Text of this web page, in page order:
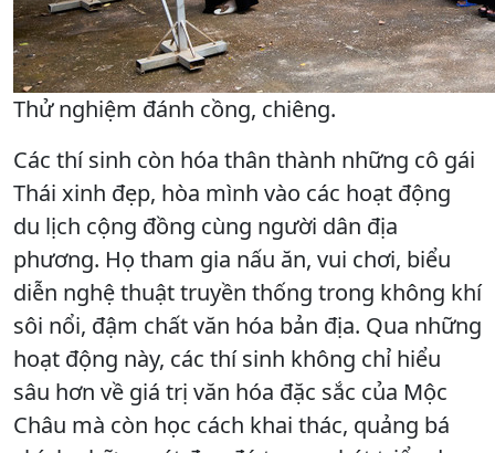
Thử nghiệm đánh cồng, chiêng.
Các thí sinh còn hóa thân thành những cô gái
Thái xinh đẹp, hòa mình vào các hoạt động
du lịch cộng đồng cùng người dân địa
phương. Họ tham gia nấu ăn, vui chơi, biểu
diễn nghệ thuật truyền thống trong không khí
sôi nổi, đậm chất văn hóa bản địa. Qua những
hoạt động này, các thí sinh không chỉ hiểu
sâu hơn về giá trị văn hóa đặc sắc của Mộc
Châu mà còn học cách khai thác, quảng bá